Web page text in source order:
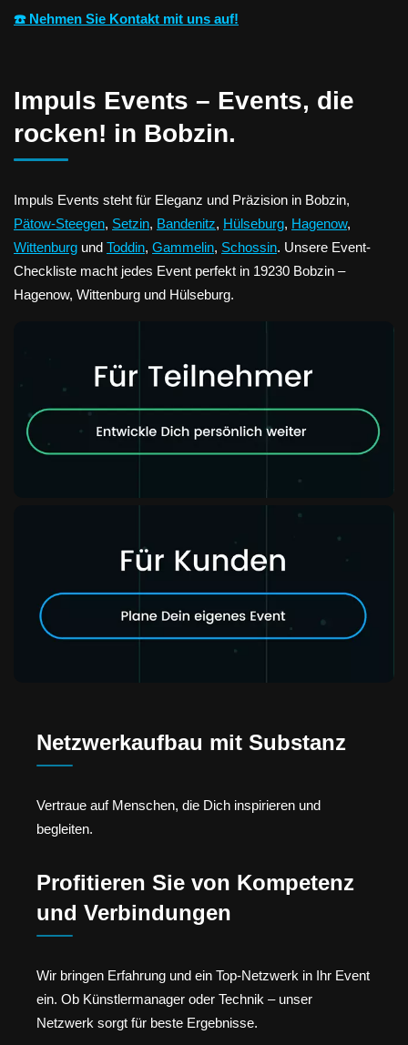
☎️ Nehmen Sie Kontakt mit uns auf!
Impuls Events – Events, die
rocken! in Bobzin.
Impuls Events steht für Eleganz und Präzision in Bobzin,
Pätow-Steegen, Setzin, Bandenitz, Hülseburg, Hagenow,
Wittenburg und Toddin, Gammelin, Schossin. Unsere Event-
Checkliste macht jedes Event perfekt in 19230 Bobzin –
Hagenow, Wittenburg und Hülseburg.
Netzwerkaufbau mit Substanz
Vertraue auf Menschen, die Dich inspirieren und
begleiten.
Profitieren Sie von Kompetenz
und Verbindungen
Wir bringen Erfahrung und ein Top-Netzwerk in Ihr Event
ein. Ob Künstlermanager oder Technik – unser
Netzwerk sorgt für beste Ergebnisse.